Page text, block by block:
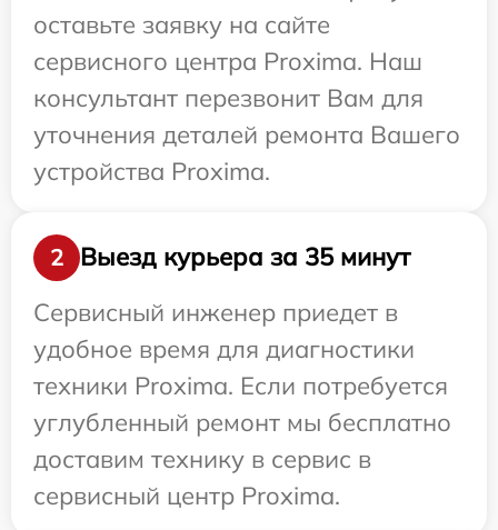
оставьте заявку на сайте
сервисного центра Proxima. Наш
консультант перезвонит Вам для
уточнения деталей ремонта Вашего
устройства Proxima.
2
Выезд курьера за 35 минут
Сервисный инженер приедет в
удобное время для диагностики
техники Proxima. Если потребуется
углубленный ремонт мы бесплатно
доставим технику в сервис в
сервисный центр Proxima.